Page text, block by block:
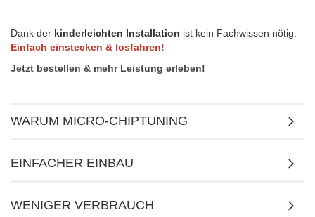
Dank der kinderleichten Installation ist kein Fachwissen nötig.
Einfach einstecken & losfahren!
Jetzt bestellen & mehr Leistung erleben!
WARUM MICRO-CHIPTUNING
EINFACHER EINBAU
WENIGER VERBRAUCH